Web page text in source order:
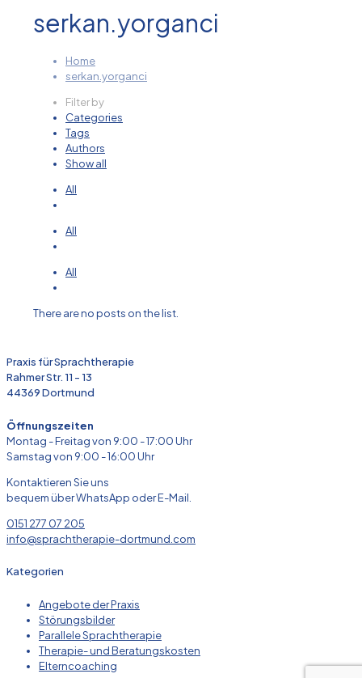
serkan.yorganci
Home
serkan.yorganci
Filter by
Categories
Tags
Authors
Show all
All
All
All
There are no posts on the list.
Praxis für Sprachtherapie
Rahmer Str. 11 - 13
44369 Dortmund
Öffnungszeiten
Montag - Freitag von 9:00 - 17:00 Uhr
Samstag von 9:00 - 16:00 Uhr
Kontaktieren Sie uns
bequem über WhatsApp oder E-Mail.
0151 277 07 205
info@sprachtherapie-dortmund.com
Kategorien
Angebote der Praxis
Störungsbilder
Parallele Sprachtherapie
Therapie- und Beratungskosten
Elterncoaching